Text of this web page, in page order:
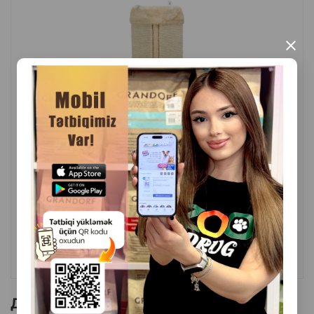
×
травяная смесь, с добавлением кошачьей мяты.
Размер: 44×3.5×21.5 см. с рисунком.
Страна производитель: Китай.
( Отзывы)
Масса Цена
Купить
1 шт
34.20
КУПИТЬ
Другие товоры бренда